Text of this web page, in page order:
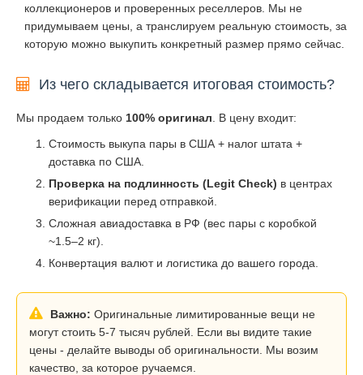
коллекционеров и проверенных реселлеров. Мы не
придумываем цены, а транслируем реальную стоимость, за
которую можно выкупить конкретный размер прямо сейчас.
Из чего складывается итоговая стоимость?
Мы продаем только 100% оригинал . В цену входит:
Стоимость выкупа пары в США + налог штата +
доставка по США.
Проверка на подлинность (Legit Check) в центрах
верификации перед отправкой.
Сложная авиадоставка в РФ (вес пары с коробкой
~1.5–2 кг).
Конвертация валют и логистика до вашего города.
Важно: Оригинальные лимитированные вещи не
могут стоить 5-7 тысяч рублей. Если вы видите такие
цены - делайте выводы об оригинальности. Мы возим
качество, за которое ручаемся.